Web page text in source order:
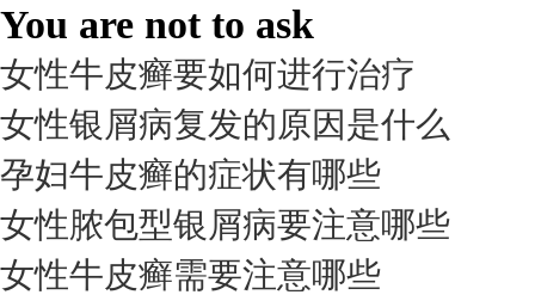
我要咨询我要预约
擅长： 杨成平 互联网门诊主任【医生简介】 毕业于长江...[详情]
You are not to ask
女性牛皮癣要如何进行治疗
女性银屑病复发的原因是什么
孕妇牛皮癣的症状有哪些
女性脓包型银屑病要注意哪些
女性牛皮癣需要注意哪些